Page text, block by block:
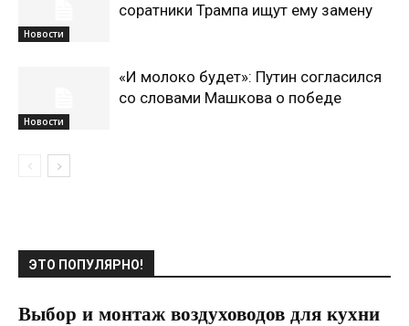
Новости
соратники Трампа ищут ему замену
Новости
«И молоко будет»: Путин согласился
со словами Машкова о победе
ЭТО ПОПУЛЯРНО!
Выбор и монтаж воздуховодов для кухни
05.05.2021 0